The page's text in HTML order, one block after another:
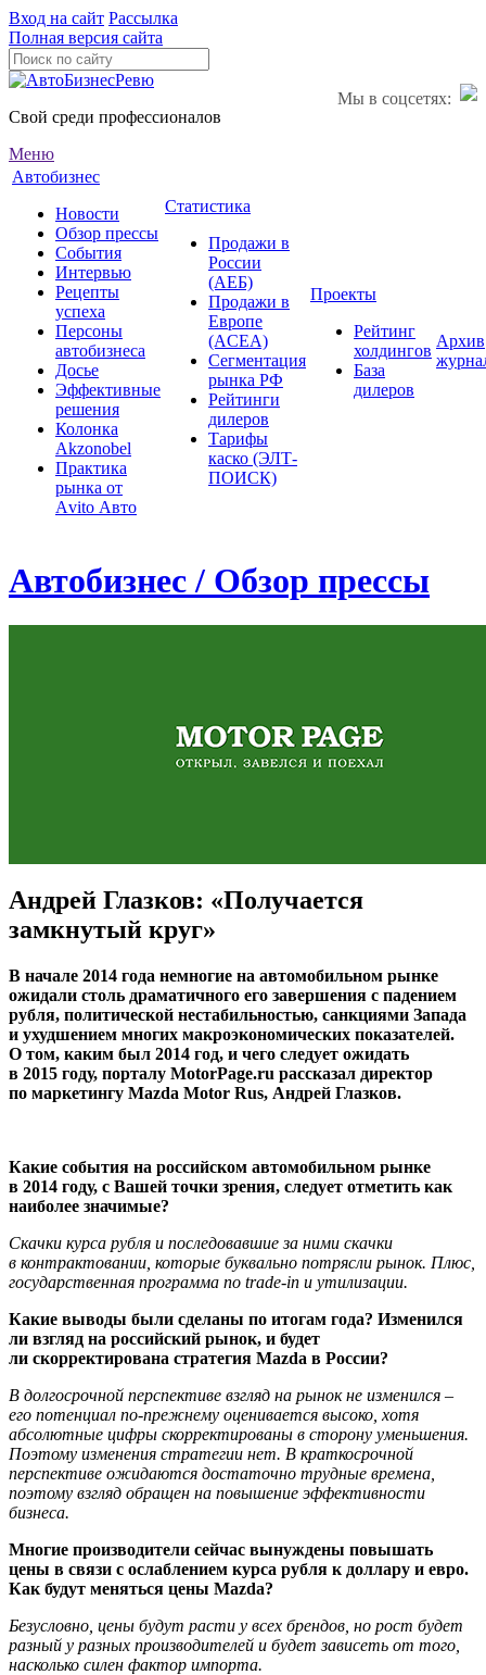
Вход на сайт Рассылка
Полная версия сайта
Мы в соцсетях:
Свой среди профессионалов
Меню
Автобизнес
Новости
Обзор прессы
События
Интервью
Рецепты
успеха
Персоны
автобизнеса
Досье
Эффективные
решения
Колонка
Akzonobel
Практика
рынка от
Аvito Авто
Статистика
Продажи в
России
(АЕБ)
Продажи в
Европе
(ACEA)
Сегментация
рынка РФ
Рейтинги
дилеров
Тарифы
каско (ЭЛТ-
ПОИСК)
Проекты
Рейтинг
холдингов
База
дилеров
Архив
Автобизнес / Обзор прессы
Андрей Глазков: «Получается
замкнутый круг»
В начале 2014 года немногие на автомобильном рынке
ожидали столь драматичного его завершения с падением
рубля, политической нестабильностью, санкциями Запада
и ухудшением многих макроэкономических показателей.
О том, каким был 2014 год, и чего следует ожидать
в 2015 году, порталу MotorPage.ru рассказал директор
по маркетингу Mazda Motor Rus, Андрей Глазков.
Какие события на российском автомобильном рынке
в 2014 году, с Вашей точки зрения, следует отметить как
наиболее значимые?
Скачки курса рубля и последовавшие за ними скачки
в контрактовании, которые буквально потрясли рынок. Плюс,
государственная программа по trade-in и утилизации.
Какие выводы были сделаны по итогам года? Изменился
ли взгляд на российский рынок, и будет
ли скорректирована стратегия Mazda в России?
В долгосрочной перспективе взгляд на рынок не изменился –
его потенциал по-прежнему оценивается высоко, хотя
абсолютные цифры скорректированы в сторону уменьшения.
Поэтому изменения стратегии нет. В краткосрочной
перспективе ожидаются достаточно трудные времена,
поэтому взгляд обращен на повышение эффективности
бизнеса.
Многие производители сейчас вынуждены повышать
цены в связи с ослаблением курса рубля к доллару и евро.
Как будут меняться цены Mazda?
Безусловно, цены будут расти у всех брендов, но рост будет
разный у разных производителей и будет зависеть от того,
насколько силен фактор импорта.